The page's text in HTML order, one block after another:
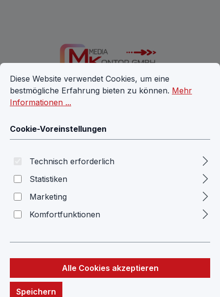
Idee 1
Idee 1
Produkte filtern
Keine Produkte gefunden.
Cookie-Voreinstellungen
Diese Website verwendet Cookies, um eine bestmögliche
Diese Website verwendet Cookies, um eine
bestmögliche Erfahrung bieten zu können. Mehr
Informationen ...
Cookie-Voreinstellungen
Technisch erforderlich
Statistiken
Marketing
Komfortfunktionen
Alle Cookies akzeptieren
Speichern